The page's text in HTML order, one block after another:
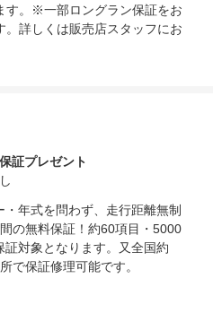
す。※一部ロングラン保証をお
詳しくは販売店スタッフにお
証プレゼント
・年式を問わず、走行距離無制
の無料保証！約60項目・5000
証対象となります。又全国約
で保証修理可能です。